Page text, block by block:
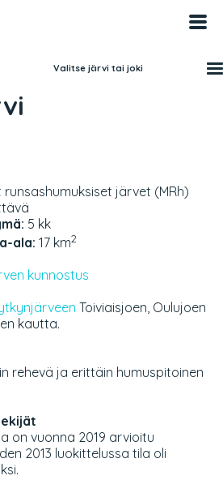
Valitse järvi tai joki
runsashumuksiset järvet (MRh)
5 kk
ala: 17 km2
kunnostus
Toiviaisjoen, Oulujoen
kautta.
rehevä ja erittäin humuspitoinen
on vuonna 2019 arvioitu
2013 luokittelussa tila oli